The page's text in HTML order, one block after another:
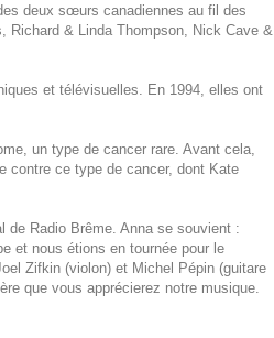
deux sœurs canadiennes au fil des
Richard & Linda Thompson, Nick Cave &
et télévisuelles. En 1994, elles ont
un type de cancer rare. Avant cela,
contre ce type de cancer, dont Kate
de Radio Brême. Anna se souvient :
et nous étions en tournée pour le
Zifkin (violon) et Michel Pépin (guitare
que vous apprécierez notre musique.